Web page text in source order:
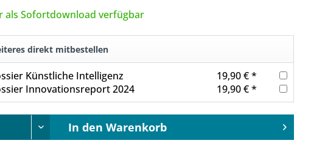
als Sofortdownload verfügbar
direkt mitbestellen
Künstliche Intelligenz
19,90 € *
Innovationsreport 2024
19,90 € *
In den Warenkorb